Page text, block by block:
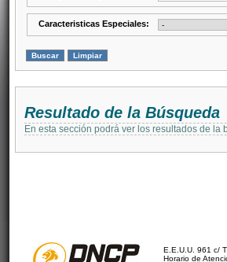
Caracteristicas Especiales:
Resultado de la Búsqueda
En esta sección podrá ver los resultados de la
E.E.U.U. 961 c/
Horario de